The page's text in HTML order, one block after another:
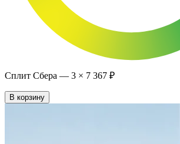
Сплит Сбера — 3 × 7 367 ₽
В корзину